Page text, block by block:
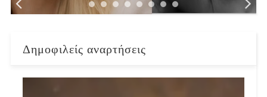
Δημοφιλείς αναρτήσεις